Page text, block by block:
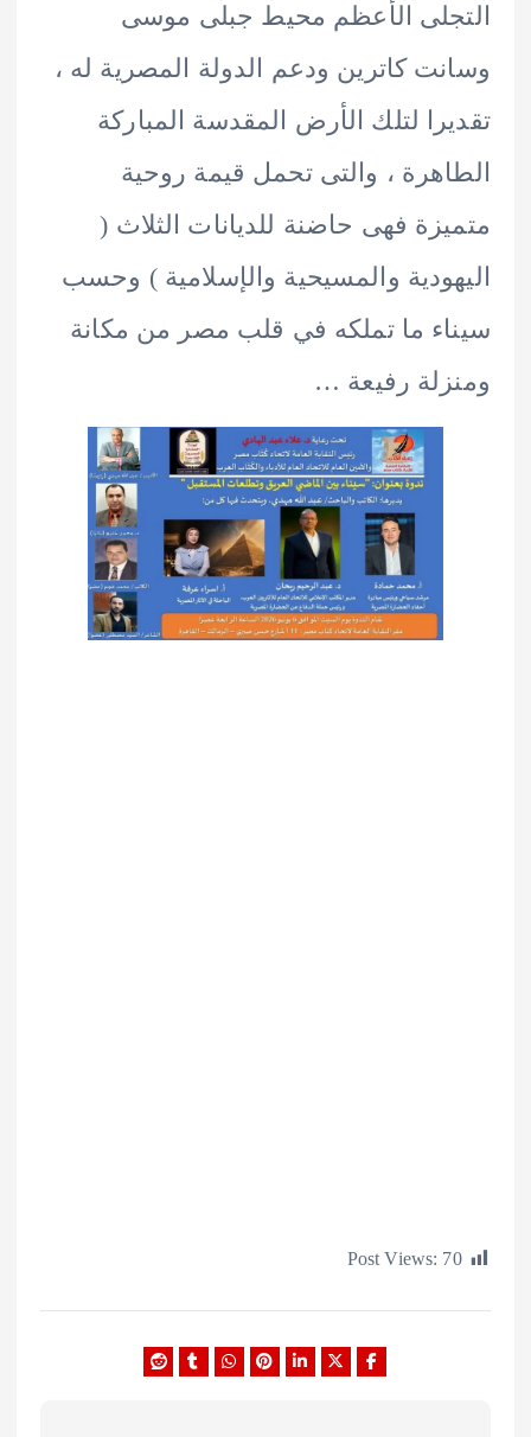
الأعظم محيط جبلى موسى
كاترين ودعم الدولة المصرية له ،
لتلك الأرض المقدسة المباركة
، والتى تحمل قيمة روحية
فهى حاضنة للديانات الثلاث (
والمسيحية والإسلامية ) وحسب
ما تملكه في قلب مصر من مكانة
رفيعة …
Post Views: